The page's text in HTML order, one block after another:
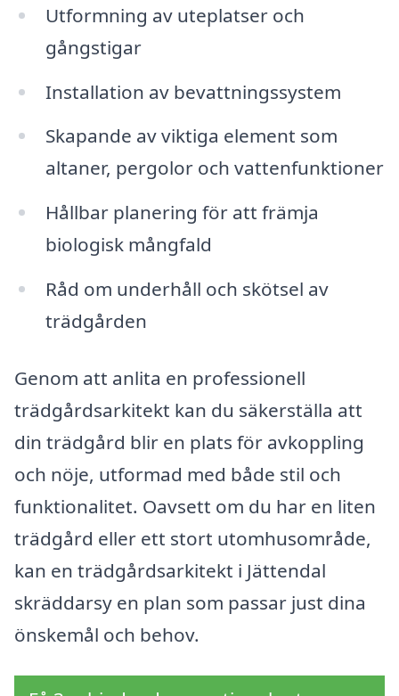
Utformning av uteplatser och
gångstigar
Installation av bevattningssystem
Skapande av viktiga element som
altaner, pergolor och vattenfunktioner
Hållbar planering för att främja
biologisk mångfald
Råd om underhåll och skötsel av
trädgården
Genom att anlita en professionell
trädgårdsarkitekt kan du säkerställa att
din trädgård blir en plats för avkoppling
och nöje, utformad med både stil och
funktionalitet. Oavsett om du har en liten
trädgård eller ett stort utomhusområde,
kan en trädgårdsarkitekt i Jättendal
skräddarsy en plan som passar just dina
önskemål och behov.